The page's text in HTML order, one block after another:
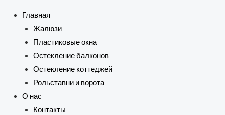
Главная
Жалюзи
Пластиковые окна
Остекление балконов
Остекление коттеджей
Рольставни и ворота
О нас
Контакты